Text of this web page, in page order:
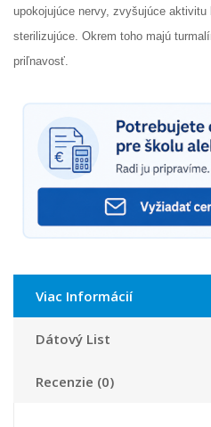
upokojujúce nervy, zvyšujúce
sterilizujúce. Okrem toho majú
priľnavosť.
Viac Informácií
Dátový List
Recenzie (0)